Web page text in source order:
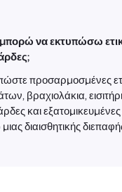
να εκτυπώσω
προσαρμοσμένες
βραχιολάκια,
και εξατομικευμένες
διαισθητικής